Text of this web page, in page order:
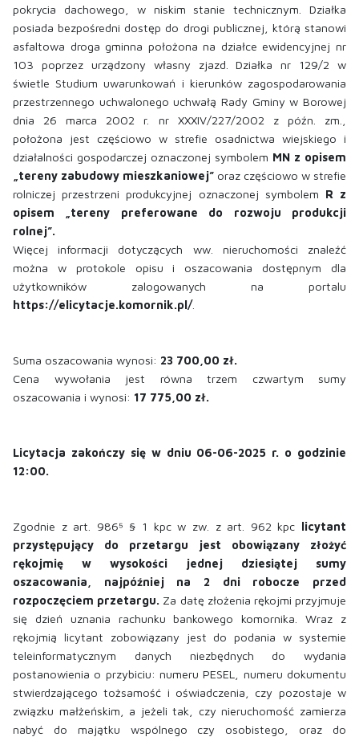
pokrycia dachowego, w niskim stanie technicznym. Działka
posiada bezpośredni dostęp do drogi publicznej, którą stanowi
asfaltowa droga gminna położona na działce ewidencyjnej nr
103 poprzez urządzony własny zjazd. Działka nr 129/2 w
świetle Studium uwarunkowań i kierunków zagospodarowania
przestrzennego uchwalonego uchwałą Rady Gminy w Borowej
dnia 26 marca 2002 r. nr XXXIV/227/2002 z późn. zm.,
położona jest częściowo w strefie osadnictwa wiejskiego i
działalności gospodarczej oznaczonej symbolem MN z opisem
„tereny zabudowy mieszkaniowej” oraz częściowo w strefie
rolniczej przestrzeni produkcyjnej oznaczonej symbolem R z
opisem „tereny preferowane do rozwoju produkcji
rolnej”.
Więcej informacji dotyczących ww. nieruchomości znaleźć
można w protokole opisu i oszacowania dostępnym dla
użytkowników zalogowanych na portalu
https://elicytacje.komornik.pl/.
Suma oszacowania wynosi: 23 700,00 zł.
Cena wywołania jest równa trzem czwartym sumy
oszacowania i wynosi: 17 775,00 zł.
Licytacja zakończy się w dniu 06-06-2025 r. o godzinie
12:00.
Zgodnie z art. 986⁵ § 1 kpc w zw. z art. 962 kpc licytant
przystępujący do przetargu jest obowiązany złożyć
rękojmię w wysokości jednej dziesiątej sumy
oszacowania, najpóźniej na 2 dni robocze przed
rozpoczęciem przetargu. Za datę złożenia rękojmi przyjmuje
się dzień uznania rachunku bankowego komornika. Wraz z
rękojmią licytant zobowiązany jest do podania w systemie
teleinformatycznym danych niezbędnych do wydania
postanowienia o przybiciu: numeru PESEL, numeru dokumentu
stwierdzającego tożsamość i oświadczenia, czy pozostaje w
związku małżeńskim, a jeżeli tak, czy nieruchomość zamierza
nabyć do majątku wspólnego czy osobistego, oraz do